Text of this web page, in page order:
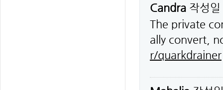
Candra 작성일
The private
ally convert,
r/quarkdrainer